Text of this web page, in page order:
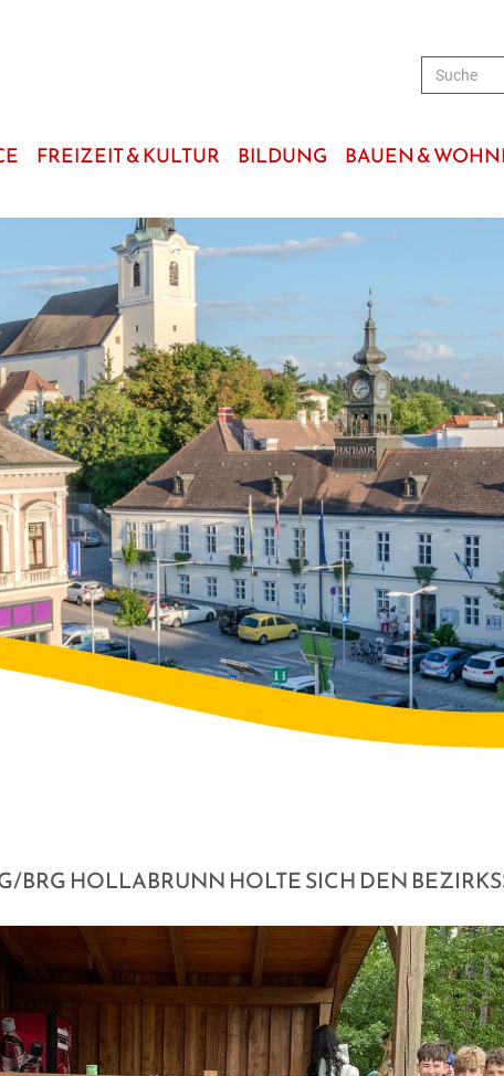
FREIZEIT & KULTUR BILDUNG BAUEN &
BRG HOLLABRUNN HOLTE SICH DEN